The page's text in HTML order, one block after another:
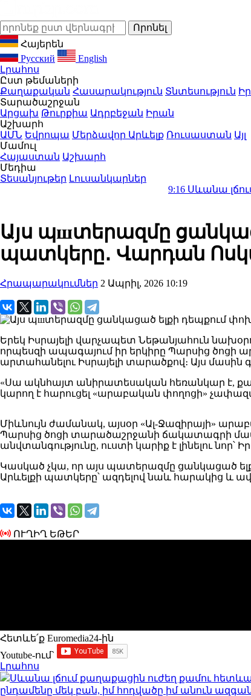
Հայերեն
Русский
English
Լրահոս
Ըստ թեմաների
Քաղաքական Հասարակություն Տնտեսություն
Տարածաշրջան
Արցախ Թուրքիա Ադրբեջան Իրան
Աշխարհ
ԱՄՆ Եվրոպա Մերձավոր Արևելք Ռուսաստան Այլ
Մամուլ
Հայաստան Աշխարհ
Մեդիա
Տեսանյութեր Լուսանկարներ
Սևանա լճում
Այս պшտերազմը
պատկերը․ Վարդան
Հրապարակումներ 2 Ապրիլ, 2026 10:19
Երեկ Իսրայելի վարչապետ Նեթանյահուն
որպեսզի ապագայում իր երկիրը Պարսից ծոցի
արտահանելու Իսրայելի տարածքով։ Այս
«Սա ակնհայտ անիրատեսական հեռանկար է,
կարող է հարուցել «արաբական փողոցի»
Միևնույն ժամանակ, այսօր «Ալ-Ջազիրայի»
Պարսից ծոցի տարածաշրջանի ճակատագրի
անվտանգությունը, ուստի կարիք է լինելու
Կասկած չկա, որ այս պատերազմը ցանկացած
Արևելքի պատկերը՝ ազդելով նաև հարակից և
ՈՒՂԻՂ ԵԹԵՐ
Հետևե՛ք Euromedia24-ին
Youtube-ում`
Լրահոս
Սևանա լճում քաղաքացին ուժեղ քամու
ընդամենը մեկ բան, իմ հոդվածը իմ անուն